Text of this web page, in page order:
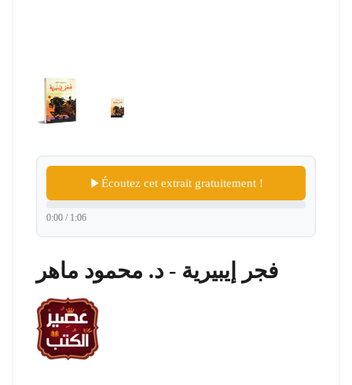
Écoutez cet extrait gratuitement !
0:00 / 1:06
فجر إيبيرية - د. محمود ماهر